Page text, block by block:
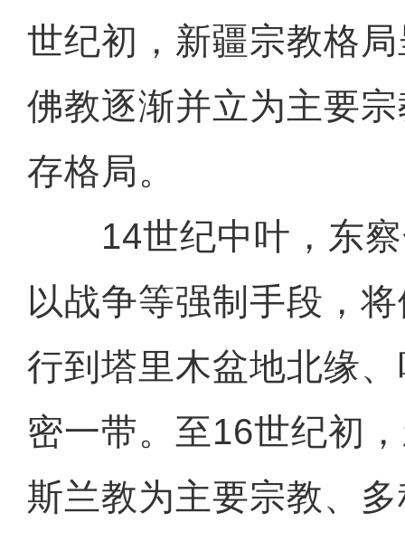
世纪初，新疆宗教格
佛教逐渐并立为主要
存格局。
14世纪中叶，东察
以战争等强制手段，
行到塔里木盆地北缘
密一带。至16世纪初
斯兰教为主要宗教、